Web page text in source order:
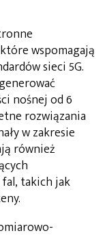
wspomagają
sieci 5G.
nośnej od 6
rozwiązania
w zakresie
również
takich jak